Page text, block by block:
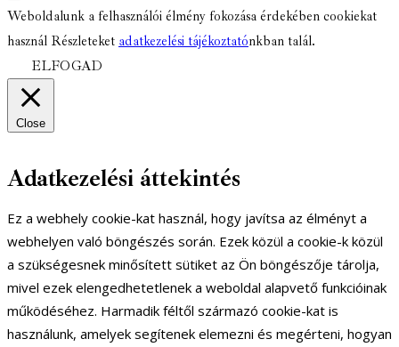
Weboldalunk a felhasználói élmény fokozása érdekében cookiekat
használ Részleteket adatkezelési tájékoztatónkban talál.
ELFOGAD
Close
Adatkezelési áttekintés
Ez a webhely cookie-kat használ, hogy javítsa az élményt a
webhelyen való böngészés során. Ezek közül a cookie-k közül
a szükségesnek minősített sütiket az Ön böngészője tárolja,
mivel ezek elengedhetetlenek a weboldal alapvető funkcióinak
működéséhez. Harmadik féltől származó cookie-kat is
használunk, amelyek segítenek elemezni és megérteni, hogyan